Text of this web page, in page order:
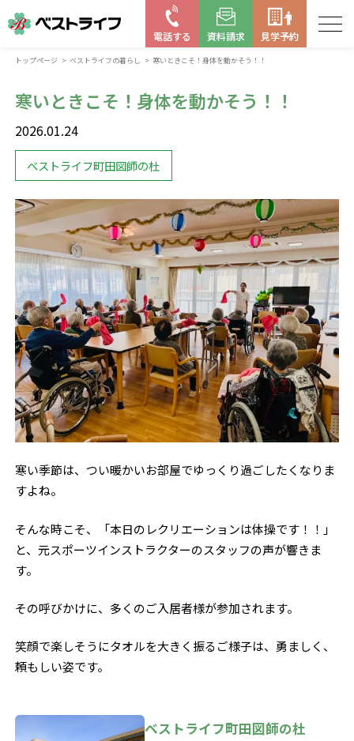
電話する 資料請求 見学予約
お近くの施設を探す
はじめての老人ホーム
トップページ ベストライフの暮らし 寒いときこそ！身体を動かそう！！
寒いときこそ！身体を動かそう！！
2026.01.24
ベストライフ町田図師の杜
寒い季節は、つい暖かいお部屋でゆっくり過ごしたくなりま
すよね。
そんな時こそ、「本日のレクリエーションは体操です！！」
と、元スポーツインストラクターのスタッフの声が響きま
す。
その呼びかけに、多くのご入居者様が参加されます。
笑顔で楽しそうにタオルを大きく振るご様子は、勇ましく、
頼もしい姿です。
ベストライフ町田図師の杜